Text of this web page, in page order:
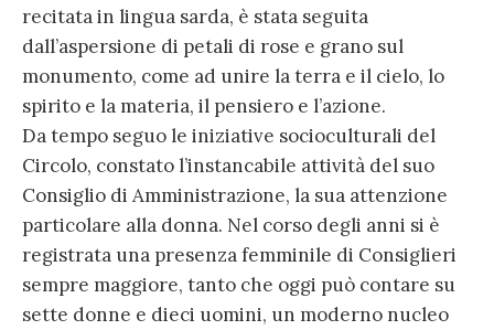
recitata in lingua sarda, è stata seguita
dall’aspersione di petali di rose e grano sul
monumento, come ad unire la terra e il cielo, lo
spirito e la materia, il pensiero e l’azione.
Da tempo seguo le iniziative socioculturali del
Circolo, constato l’instancabile attività del suo
Consiglio di Amministrazione, la sua attenzione
particolare alla donna. Nel corso degli anni si è
registrata una presenza femminile di Consiglieri
sempre maggiore, tanto che oggi può contare su
sette donne e dieci uomini, un moderno nucleo